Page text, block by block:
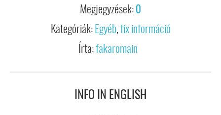
Megjegyzések: 0
Kategóriák: Egyéb, fix információ
Írta:fakaromain
INFO IN ENGLISH